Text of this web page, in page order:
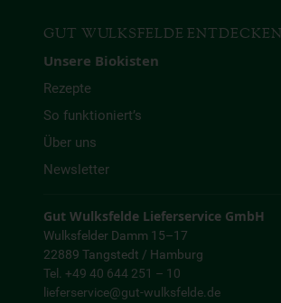
GUT WULKSFELDE ENTDECKEN
Unsere Biokisten
Rezepte
So funktioniert’s
Über uns
Newsletter
Gut Wulksfelde Lieferservice GmbH
Wulksfelder Damm 15–17
22889 Tangstedt / Hamburg
Tel. +49 40 644 251 – 10
lieferservice@gut-wulksfelde.de